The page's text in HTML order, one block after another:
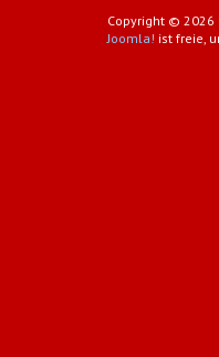
Copyright © 2026
Joomla! ist freie,